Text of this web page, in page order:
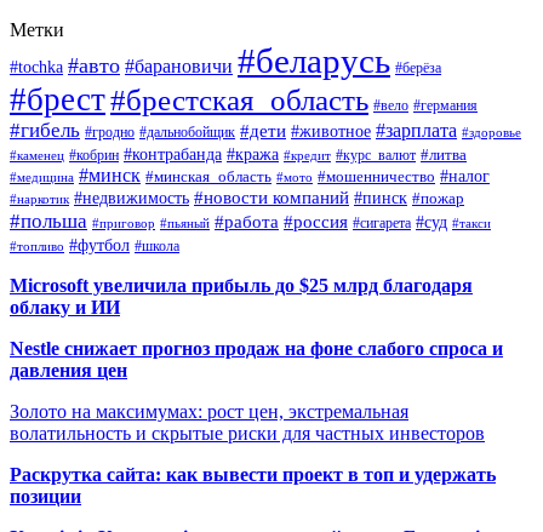
Метки
#tochka #авто #барановичи #беларусь #берёза
#брест#брестская_область #вело #германия
#гибель #гродно #дальнобойщик #дети #животное #зарплата #здоровье
#каменец #кобрин #контрабанда #кража #кредит #курс_валют #литва
#медицина #минск #минская_область #мото #мошенничество #налог
#наркотик #недвижимость #новости компаний #пинск #пожар
#польша #приговор #пьяный #работа #россия #сигарета #суд #такси
#топливо #футбол #школа
Microsoft увеличила прибыль до $25 млрд благодаря
облаку и ИИ
Nestle снижает прогноз продаж на фоне слабого спроса и
давления цен
Золото на максимумах: рост цен, экстремальная
волатильность и скрытые риски для частных инвесторов
Раскрутка сайта: как вывести проект в топ и удержать
позиции